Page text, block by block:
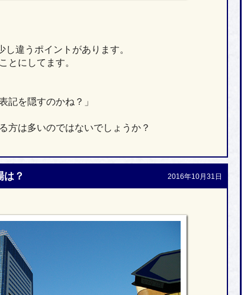
違うポイントがあります。
とにしてます。
記を隠すのかね？」
方は多いのではないでしょうか？
？ 2016年10月31日